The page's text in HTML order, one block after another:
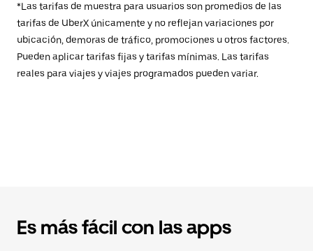
*Las tarifas de muestra para usuarios son promedios de las
tarifas de UberX únicamente y no reflejan variaciones por
ubicación, demoras de tráfico, promociones u otros factores.
Pueden aplicar tarifas fijas y tarifas mínimas. Las tarifas
reales para viajes y viajes programados pueden variar.
Es más fácil con las apps